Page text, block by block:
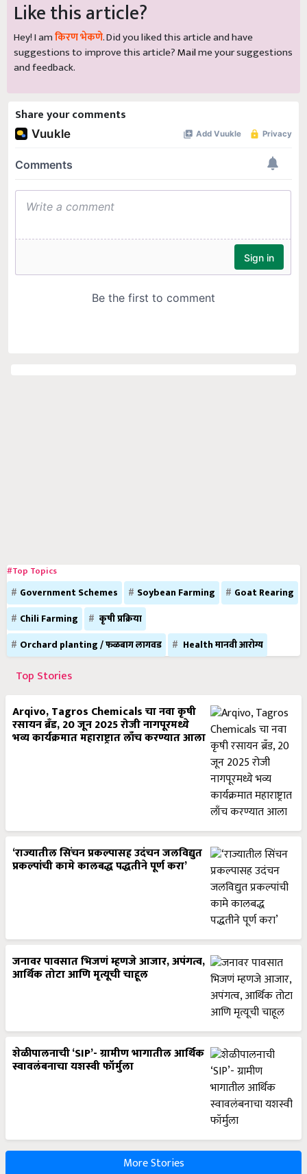
Like this article?
Hey! I amकिरण भेकणे. Did you liked this article and have
suggestions to improve this article?Mailme your suggestions
and feedback.
Share your comments
#Top Topics
Government Schemes Soybean Farming
Goat Rearing
Chili Farming
कृषी प्रक्रिया
Orchard planting / फळबाग लागवड
Health मानवी आरोग्य
Top Stories
Arqivo, Tagros Chemicals चा नवा कृषी
रसायन ब्रँड, 20 जून 2025 रोजी नागपूरमध्ये
भव्य कार्यक्रमात महाराष्ट्रात लाँच करण्यात आला
‘राज्यातील सिंचन प्रकल्पासह उदंचन जलविद्युत
प्रकल्पांची कामे कालबद्ध पद्धतीने पूर्ण करा’
जनावर पावसात भिजणं म्हणजे आजार, अपंगत्व,
आर्थिक तोटा आणि मृत्यूची चाहूल
शेळीपालनाची ‘SIP’- ग्रामीण भागातील आर्थिक
स्वावलंबनाचा यशस्वी फॉर्मुला
More Stories